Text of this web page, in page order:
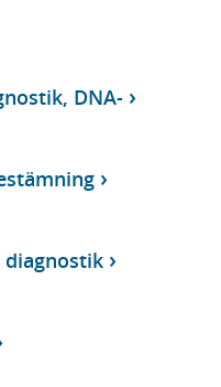
DNA-
diagnostik